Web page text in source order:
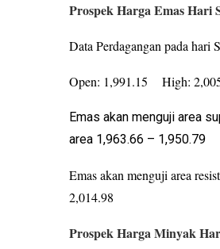
Prospek Harga Emas Hari
Data Perdagangan pada hari
Open: 1,991.15 High:
Emas akan menguji area
area 1,963.66 – 1,950.79
Emas akan menguji area
2,014.98
Prospek Harga Minyak